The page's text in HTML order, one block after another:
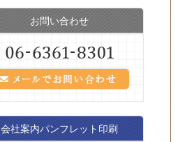
お問い合わせ
会社案内パンフレット印刷